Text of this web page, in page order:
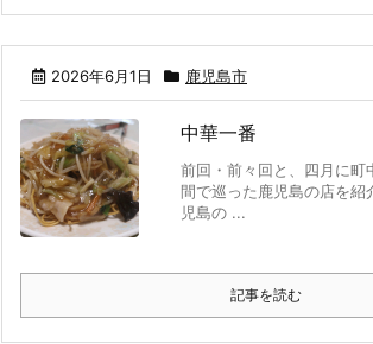
2026年6月1日 鹿児島市
中華一番
前回・前々回と、四月に町
間で巡った鹿児島の店を紹
児島の ...
記事を読む